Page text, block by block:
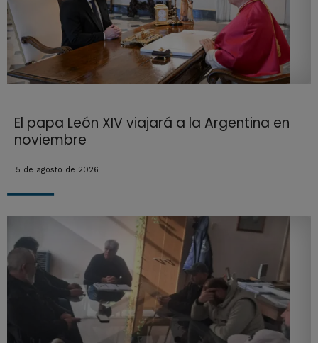
El papa León XIV viajará a la Argentina en
noviembre
5 de agosto de 2026